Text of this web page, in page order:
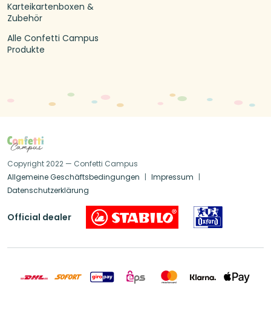
Karteikartenboxen &
Zubehör
Alle Confetti Campus
Produkte
Copyright 2022 — Confetti Campus
Allgemeine Geschäftsbedingungen
Impressum
Datenschutzerklärung
Official dealer